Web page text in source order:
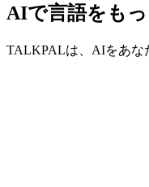
AIで言語をも
TALKPALは、AIをあな